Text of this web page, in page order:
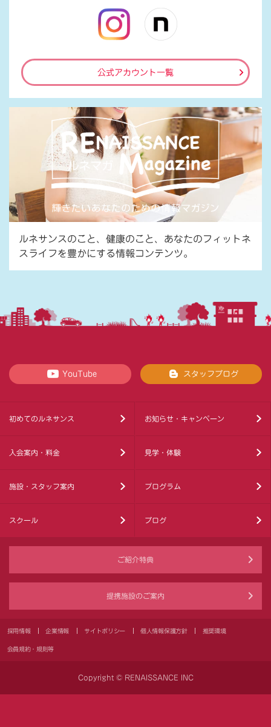
公式アカウント一覧
ルネサンスのこと、健康のこと、あなたのフィットネ
スライフを豊かにする情報コンテンツ。
YouTube スタッフブログ
初めてのルネサンス お知らせ・キャンペーン
入会案内・料金 見学・体験
施設・スタッフ案内 プログラム
スクール ブログ
ご紹介特典
提携施設のご案内
採用情報 企業情報 サイトポリシー 個人情報保護方針 推奨環境
会員規約・規則等
Copyright © RENAISSANCE INC